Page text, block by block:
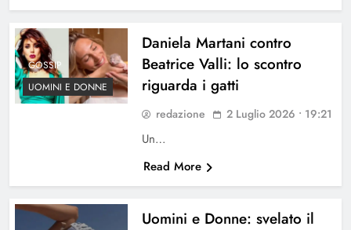
GOSSIP
UOMINI E DONNE
Daniela Martani contro
Beatrice Valli: lo scontro
riguarda i gatti
redazione 2 Luglio 2026 • 19:21
Un…
Read More
Uomini e Donne: svelato il